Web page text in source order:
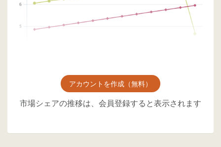
アカウントを作成（無料）
市場シェアの推移は、会員登録すると表示されます